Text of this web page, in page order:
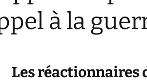
à la
Les réactionnaires